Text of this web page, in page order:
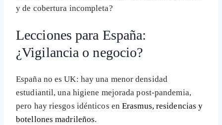
y de cobertura incompleta?
Lecciones para España:
¿Vigilancia o negocio?
España no es UK: hay una menor densidad
estudiantil, una higiene mejorada post-pandemia,
pero hay riesgos idénticos enErasmus, residencias y
botellones madrileños.